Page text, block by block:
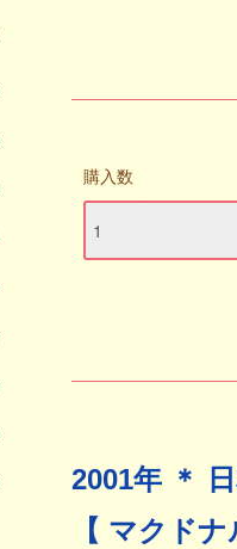
購入数
2001年 ＊
【 マクド